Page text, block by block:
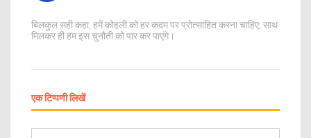
बिलकुल सही कहा, हमें कोहली को हर कदम पर प्रोत्साहित करना चाहिए; साथ
मिलकर ही हम इस चुनौती को पार कर पाएंगे।
एक टिप्पणी लिखें